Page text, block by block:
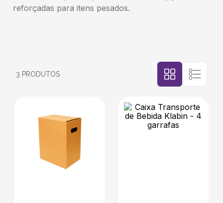
reforçadas para itens pesados.
3 PRODUTOS papel semente
bebidas